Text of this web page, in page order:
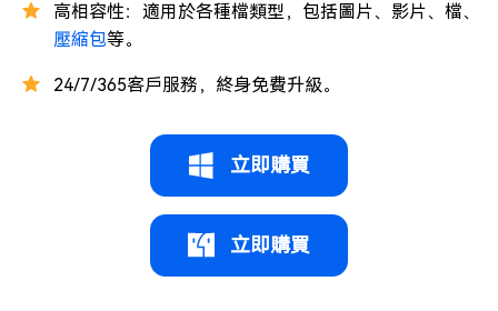
高相容性：適用於各種檔類型，包括圖片、影片、檔、
壓縮包等。
24/7/365客戶服務，終身免費升級。
立即購買
立即購買